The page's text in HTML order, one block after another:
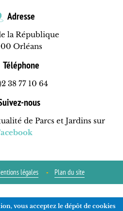
Adresse
la République
Orléans
Téléphone
38 77 10 64
nous
de Parcs et Jardins sur
légales Plan du site
ads-COM
vous acceptez le dépôt de cookies